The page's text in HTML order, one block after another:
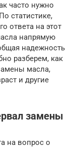
часто нужно
статистике,
ответа на этот
напрямую
надежность
разберем, как
масла,
и другие
замены
на вопрос о